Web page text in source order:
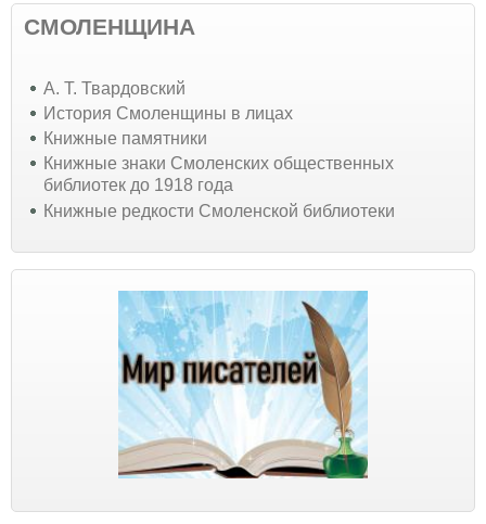
СМОЛЕНЩИНА
А. Т. Твардовский
История Смоленщины в лицах
Книжные памятники
Книжные знаки Смоленских общественных
библиотек до 1918 года
Книжные редкости Смоленской библиотеки